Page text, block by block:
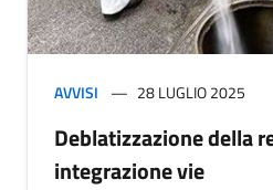
AVVISI 28 LUGLIO 2025
Deblatizzazione della
integrazione vie